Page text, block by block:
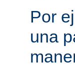
Por
una